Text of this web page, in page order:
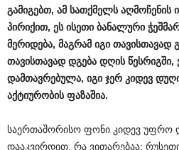
გამიგებთ, ამ სათქმელს აღმოჩენის
პირიქით, ეს ისეთი ბანალური
მერიდება, მაგრამ იგი თავისთავად
თავისთავად დგება დღის წესრიგში,
დამთავრებულა, იგი ჯერ კიდევ
აქტიურობის ფაზაშია.
საერთაშორისო ფონი კიდევ უფრო
დააკვირდით, რა ვითარებაა: